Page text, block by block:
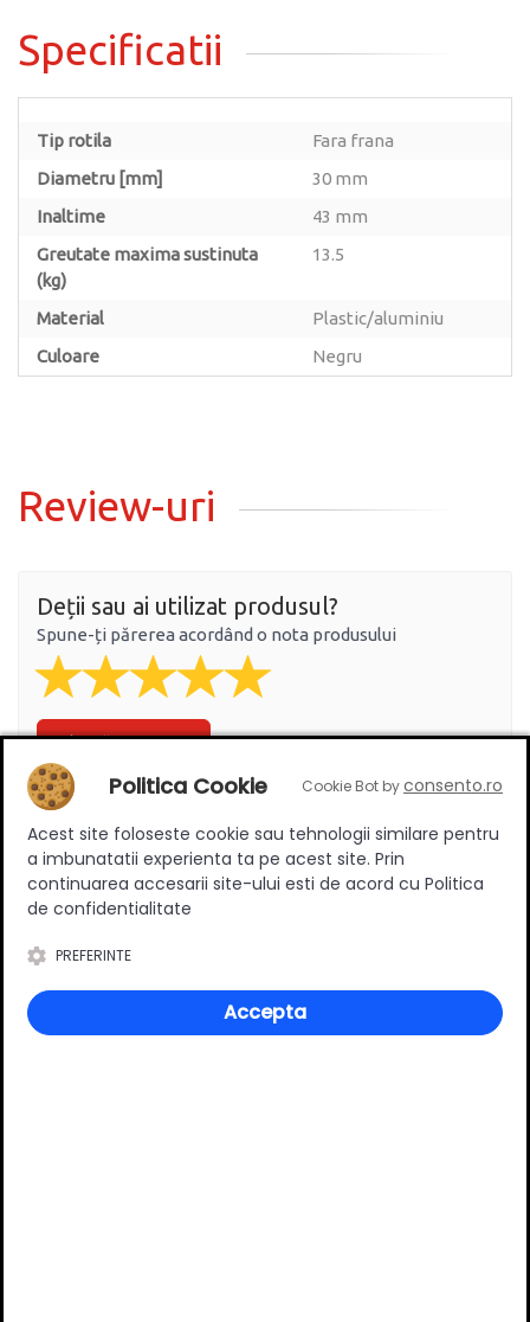
Specificatii
Tip rotila
Fara frana
Diametru [mm]
30 mm
Inaltime
43 mm
Greutate maxima sustinuta
(kg)
13.5
Material
Plastic/aluminiu
Culoare
Negru
Review-uri
Deții sau ai utilizat produsul?
Spune-ți părerea acordând o nota produsului
Adaugă un review
Ratingul general al produsului
0 (0 review-uri)
Politica Cookie Cookie Bot byconsento.ro
Acest site foloseste cookie sau tehnologii similare pentru
a imbunatatii experienta ta pe acest site. Prin
continuarea accesarii site-ului esti de acord cu Politica
de confidentialitate
PREFERINTE
Accepta